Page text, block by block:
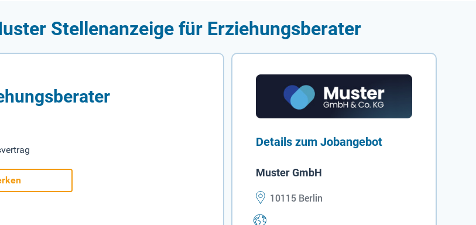
Stellenanzeige für Erziehungsberater
Details zum Jobangebot
Muster GmbH
10115 Berlin